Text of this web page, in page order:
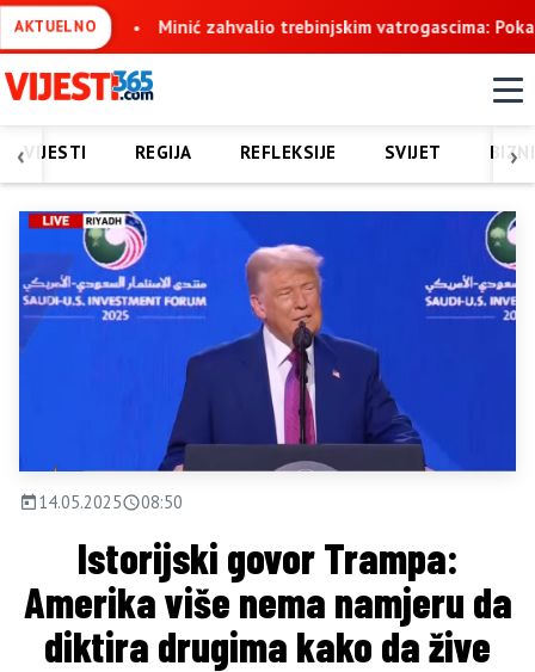
AKTUELNOMinić zahvalio trebinjskim vatrogascima: Pokazali ste
‹ ›
VIJESTI REGIJA REFLEKSIJE SVIJET
14.05.2025 08:50
Istorijski govor Trampa:
Amerika više nema namjeru da
diktira drugima kako da žive